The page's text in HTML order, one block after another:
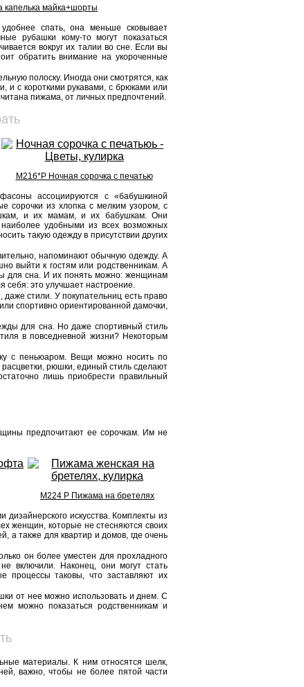
майка+шорты
спать, она меньше сковывает
рубашки кому-то могут показаться
вокруг их талии во сне. Если вы
обратить внимание на укороченные
полоску. Иногда они смотрятся, как
и с короткими рукавами, с брюками или
пижама, от личных предпочтений.
М216*Р Ночная сорочка с печатью
ассоциируются с «бабушкиной
сорочки из хлопка с мелким узором, с
и их мамам, и их бабушкам. Они
удобными из всех возможных
такую одежду в присутствии других
напоминают обычную одежду. А
выйти к гостям или родственникам. А
для сна. И их понять можно: женщинам
себя: это улучшает настроение.
стили. У покупательниц есть право
спортивно ориентированной дамочки,
для сна. Но даже спортивный стиль
в повседневной жизни? Некоторым
с пеньюаром. Вещи можно носить по
рюшки, единый стиль сделают
лишь приобрести правильный
предпочитают ее сорочкам. Им не
М224 Р Пижама на бретелях
искусства. Комплекты из
женщин, которые не стесняются своих
а также для квартир и домов, где очень
он более уместен для прохладного
включили. Наконец, они могут стать
процессы таковы, что заставляют их
от нее можно использовать и днем. С
можно показаться родственникам и
материалы. К ним относятся шелк,
важно, чтобы не более пятой части